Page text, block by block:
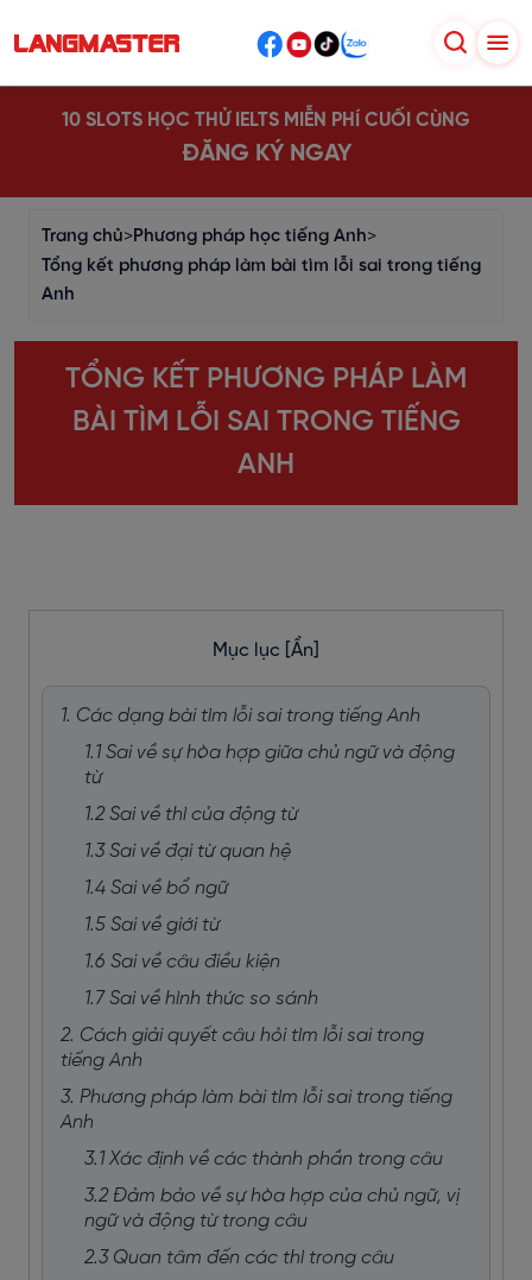
10 SLOTS HỌC THỬ IELTS MIỄN PHÍ CUỐI CÙNG
ĐĂNG KÝ NGAY
Trang chủ>Phương pháp học tiếng Anh>
Tổng kết phương pháp làm bài tìm lỗi sai trong tiếng
Anh
TỔNG KẾT PHƯƠNG PHÁP LÀM
BÀI TÌM LỖI SAI TRONG TIẾNG
ANH
Mục lục [Ẩn]
1. Các dạng bài tìm lỗi sai trong tiếng Anh
1.1 Sai về sự hòa hợp giữa chủ ngữ và động
từ
1.2 Sai về thì của động từ
1.3 Sai về đại từ quan hệ
1.4 Sai về bổ ngữ
1.5 Sai về giới từ
1.6 Sai về câu điều kiện
1.7 Sai về hình thức so sánh
2. Cách giải quyết câu hỏi tìm lỗi sai trong
tiếng Anh
3. Phương pháp làm bài tìm lỗi sai trong tiếng
Anh
3.1 Xác định về các thành phần trong câu
3.2 Đảm bảo về sự hòa hợp của chủ ngữ, vị
ngữ và động từ trong câu
2.3 Quan tâm đến các thì trong câu